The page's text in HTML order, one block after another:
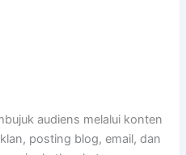
audiens melalui konten
posting blog, email, dan